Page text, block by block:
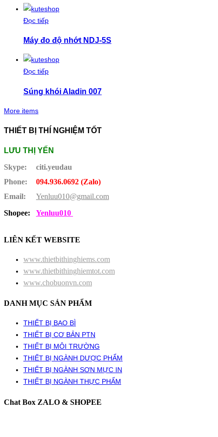
Đọc tiếp
Máy đo độ nhớt NDJ-5S
Đọc tiếp
Súng khói Aladin 007
More items
THIẾT BỊ THÍ NGHIỆM TỐT
LƯU THỊ YẾN
Skype:
citi.yeudau
Phone:
094.936.0692 (Zalo)
Email:
Yenluu010@gmail.com
Shopee:
Yenluu010
LIÊN KẾT WEBSITE
www.thietbithinghiems.com
www.thietbithinghiemtot.com
www.chobuonvn.com
DANH MỤC SẢN PHẨM
THIẾT BỊ BAO BÌ
THIẾT BỊ CƠ BẢN PTN
THIẾT BỊ MÔI TRƯỜNG
THIẾT BỊ NGÀNH DƯỢC PHẨM
THIẾT BỊ NGÀNH SƠN MỰC IN
THIẾT BỊ NGÀNH THỰC PHẨM
Chat Box ZALO & SHOPEE